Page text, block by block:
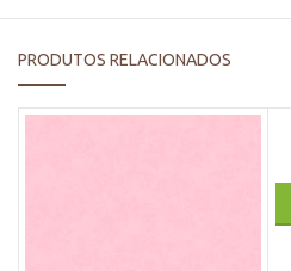
PRODUTOS RELACIONADOS